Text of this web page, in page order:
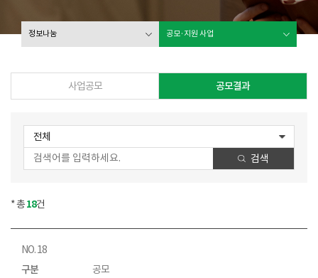
정보나눔 공모·지원 사업
사업공모 공모결과
전체
검색
* 총18건
18
공모